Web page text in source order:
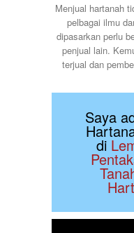
Menjual hartanah
pelbagai ilmu
dipasarkan perlu
penjual lain.
terjual dan
Saya
di